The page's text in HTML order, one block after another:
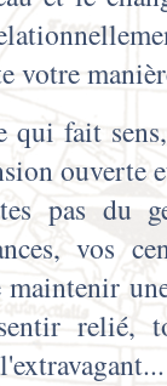
votre
qui fait
ouverte
pas du
vos
relié,